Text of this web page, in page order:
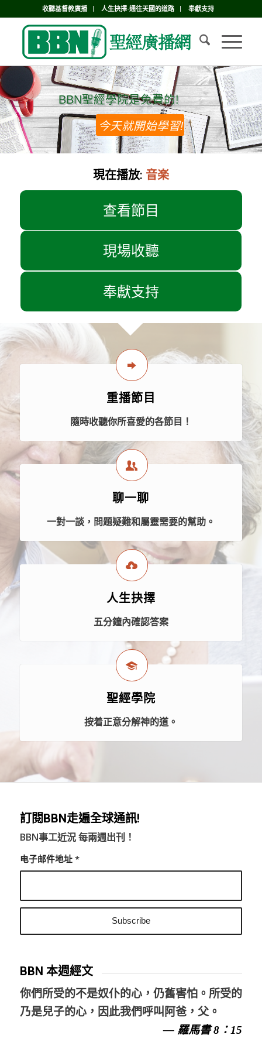
收聽基督教廣播 人生抉擇-通往天國的道路 奉獻支持
BBN聖經學院是免費的!
BBN聖經學院是免費的!
今天就開始學習!
現在播放: 音楽
查看節目
現場收聽
奉獻支持
重播節目
隨時收聽你所喜愛的各節目！
聊一聊
一對一談，問題疑難和屬靈需要的幫助。
人生抉擇
五分鐘內確認答案
聖經學院
按着正意分解神的道。
訂閱BBN走遍全球通訊!
BBN事工近況 每兩週出刊！
电子邮件地址 *
BBN 本週經文
你們所受的不是奴仆的心，仍舊害怕。所受的
乃是兒子的心，因此我們呼叫阿爸，父。
— 羅馬書 8：15